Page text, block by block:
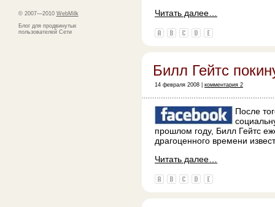
© 2007—2010 WebMilk
Блог для продвинутых
пользователей Сети
Читать далее…
Билл Гейтс
14 февраля 2008 | комментария 2
После
прошлом году, Билл Гейтс
драгоценного времени
Читать далее…